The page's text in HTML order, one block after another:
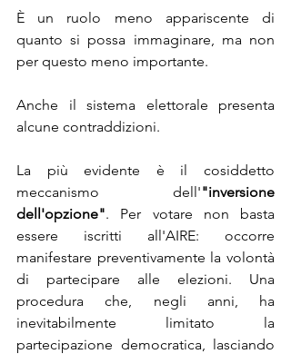
È un ruolo meno appariscente di
quanto si possa immaginare, ma non
per questo meno importante.
Anche il sistema elettorale presenta
alcune contraddizioni.
La più evidente è il cosiddetto
meccanismo dell'"inversione
dell'opzione". Per votare non basta
essere iscritti all'AIRE: occorre
manifestare preventivamente la volontà
di partecipare alle elezioni. Una
procedura che, negli anni, ha
inevitabilmente limitato la
partecipazione democratica, lasciando